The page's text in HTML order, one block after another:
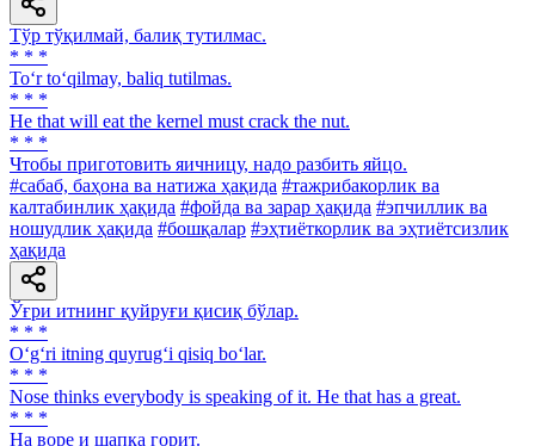
Тўр тўқилмай, балиқ тутилмас.
* * *
To‘r to‘qilmay, baliq tutilmas.
* * *
He that will eat the kernel must crack the nut.
* * *
Чтобы приготовить яичницу, надо разбить яйцо.
#сабаб, баҳона ва натижа ҳақида #тажрибакорлик ва
калтабинлик ҳақида #фойда ва зарар ҳақида #эпчиллик ва
ношудлик ҳақида #бошқалар #эҳтиёткорлик ва эҳтиётсизлик
ҳақида
Ўғри итнинг қуйруғи қисиқ бўлар.
* * *
O‘g‘ri itning quyrug‘i qisiq bo‘lar.
* * *
Nose thinks everybody is speaking of it. He that has a great.
* * *
На воре и шапка горит.